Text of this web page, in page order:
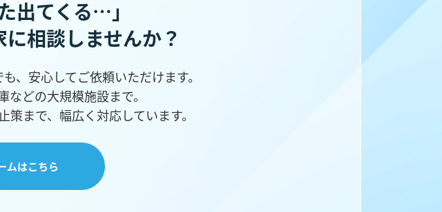
出てくる…」
に相談しませんか？
、安心してご依頼いただけます。
などの大規模施設まで。
まで、幅広く対応しています。
ムはこちら